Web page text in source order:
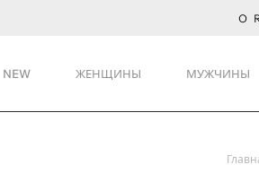
NEW ЖЕНЩИНЫ МУЖЧИНЫ